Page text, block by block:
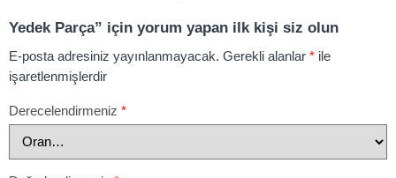
Yedek Parça” için yorum yapan ilk kişi siz olun
E-posta adresiniz yayınlanmayacak. Gerekli alanlar * ile
işaretlenmişlerdir
Derecelendirmeniz *